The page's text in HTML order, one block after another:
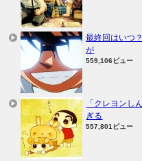
最終回はいつ
が
559,106ビュー
「クレヨンし
ぎる
557,801ビュー